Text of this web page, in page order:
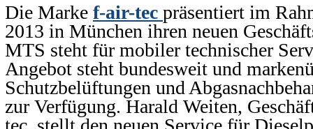
Die Marke f-air-tec präsentiert im
2013 in München ihren neuen
MTS steht für mobiler technischer
Angebot steht bundesweit und
Schutzbelüftungen und
zur Verfügung. Harald Weiten,